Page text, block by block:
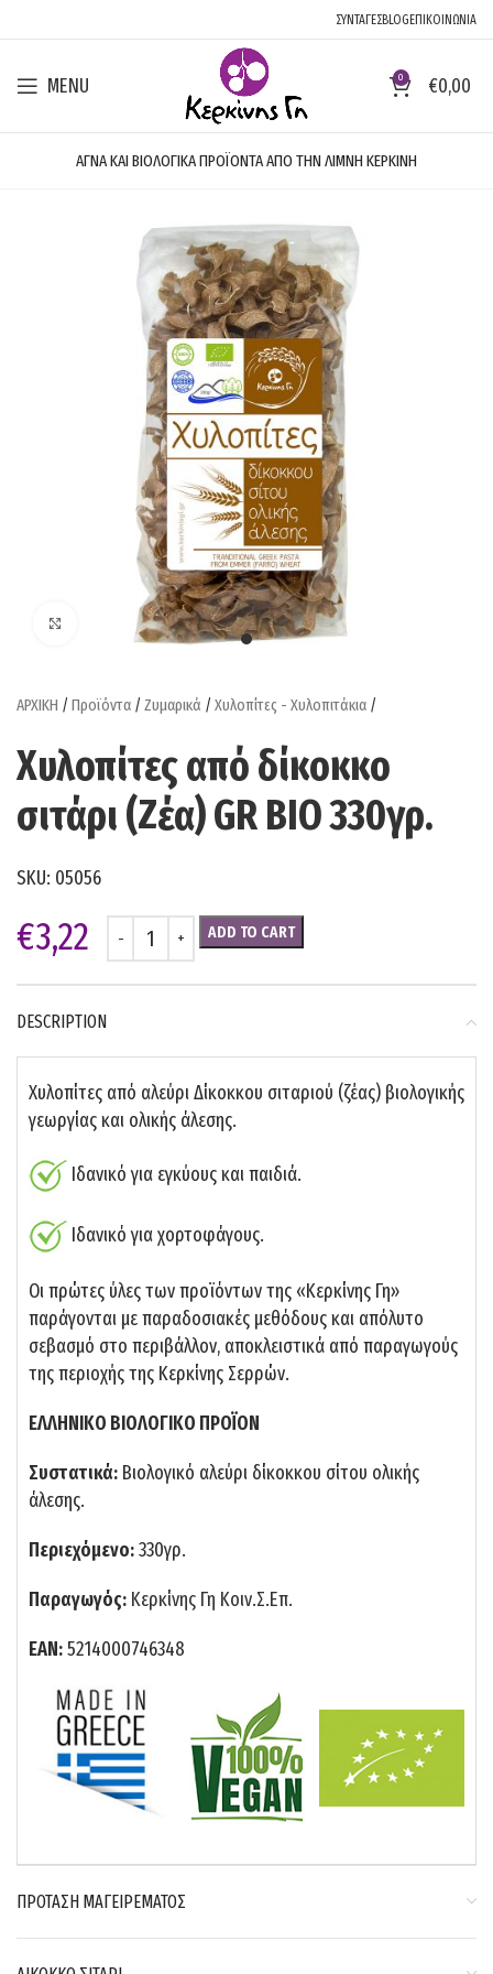
ΣΥΝΤΑΓΕΣBLOGΕΠΙΚΟΙΝΩΝΙΑ
MENU 0 €0,00
ΑΓΝΑ ΚΑΙ ΒΙΟΛΟΓΙΚΑ ΠΡΟΪΟΝΤΑ ΑΠΟ ΤΗΝ ΛΙΜΝΗ ΚΕΡΚΙΝΗ
Click to enlarge
ΑΡΧΙΚΗ / Προϊόντα / Ζυμαρικά / Χυλοπίτες - Χυλοπιτάκια /
Χυλοπίτες από δίκοκκο
σιτάρι (Ζέα) GR BIO 330γρ.
SKU: 05056
€3,22 ADD TO CART
DESCRIPTION
Χυλοπίτες από αλεύρι Δίκοκκου σιταριού (ζέας) βιολογικής
γεωργίας και ολικής άλεσης.
Ιδανικό για εγκύους και παιδιά.
Ιδανικό για χορτοφάγους.
Οι πρώτες ύλες των προϊόντων της «Κερκίνης Γη»
παράγονται με παραδοσιακές μεθόδους και απόλυτο
σεβασμό στο περιβάλλον, αποκλειστικά από παραγωγούς
της περιοχής της Κερκίνης Σερρών.
ΕΛΛΗΝΙΚΟ ΒΙΟΛΟΓΙΚΟ ΠΡΟΪΟΝ
Συστατικά: Βιολογικό αλεύρι δίκοκκου σίτου ολικής
άλεσης.
Περιεχόμενο:330γρ.
Παραγωγός: Κερκίνης Γη Κοιν.Σ.Επ.
ΕΑΝ:5214000746348
ΠΡΟΤΑΣΗ ΜΑΓΕΙΡΕΜΑΤΟΣ